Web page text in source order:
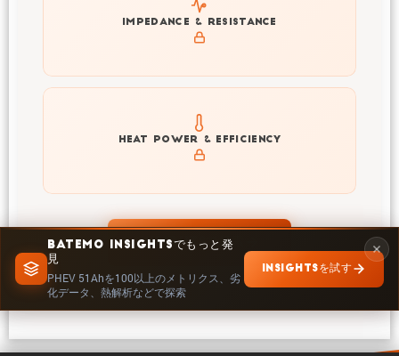
BATEMO INSIGHTSでもっと発
見
PHEV 51Ahを100以上のメトリクス、劣
化データ、熱解析などで探索
INSIGHTSを試す
IMPEDANCE & RESISTANCE
Explore impedance spectrum and DCIR (SOC, T) of
PHEV 51Ah
HEAT POWER & EFFICIENCY
Explore heat generation and cell efficiency at different
temperatures and powers of PHEV 51Ah
INSIGHTSで探索